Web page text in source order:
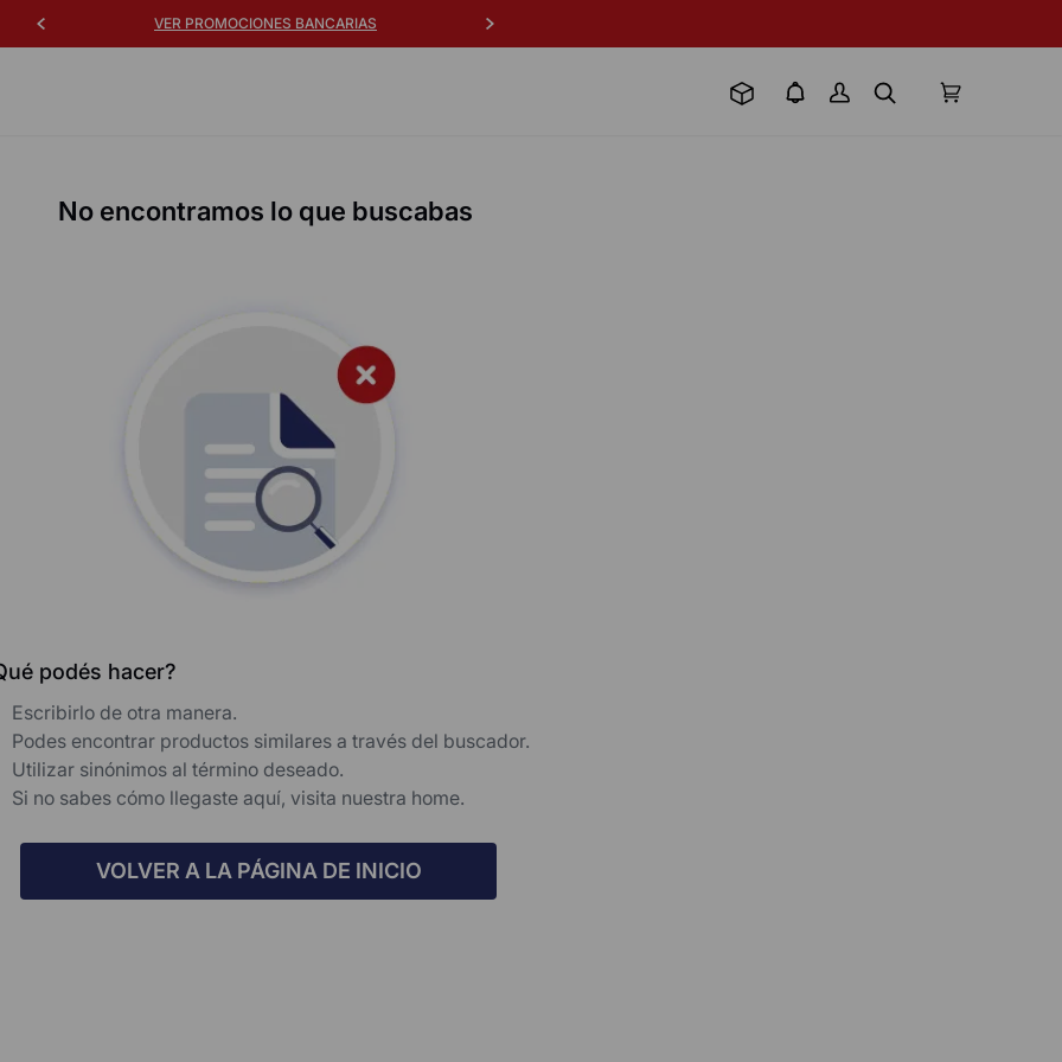
VER PROMOCIONES BANCARIAS
No encontramos lo que buscabas
podés hacer?
Escribirlo de otra manera.
Podes encontrar productos similares a través del buscador.
Utilizar sinónimos al término deseado.
Si no sabes cómo llegaste aquí, visita nuestra home.
VOLVER A LA PÁGINA DE INICIO